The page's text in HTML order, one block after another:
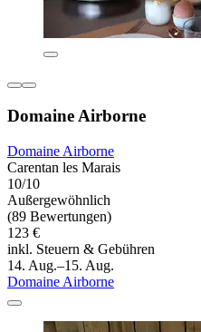
Domaine Airborne
Domaine Airborne
Carentan les Marais
10/10
Außergewöhnlich
(89 Bewertungen)
123 €
inkl. Steuern & Gebühren
14. Aug.–15. Aug.
Domaine Airborne